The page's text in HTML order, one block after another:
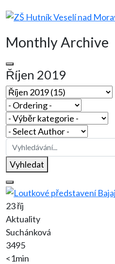
Monthly Archive
Říjen 2019
Vyhledat
23 říj
Aktuality
Suchánková
3495
<1min